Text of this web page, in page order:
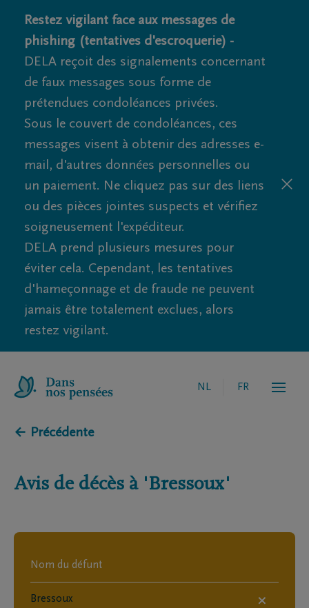
Restez vigilant face aux messages de
phishing (tentatives d'escroquerie) -
DELA reçoit des signalements concernant
de faux messages sous forme de
prétendues condoléances privées.
Sous le couvert de condoléances, ces
messages visent à obtenir des adresses e-
mail, d'autres données personnelles ou
un paiement. Ne cliquez pas sur des liens
ou des pièces jointes suspects et vérifiez
soigneusement l'expéditeur.
DELA prend plusieurs mesures pour
éviter cela. Cependant, les tentatives
d'hameçonnage et de fraude ne peuvent
jamais être totalement exclues, alors
restez vigilant.
NL FR
← Précédente
Avis de décès à 'Bressoux'
×